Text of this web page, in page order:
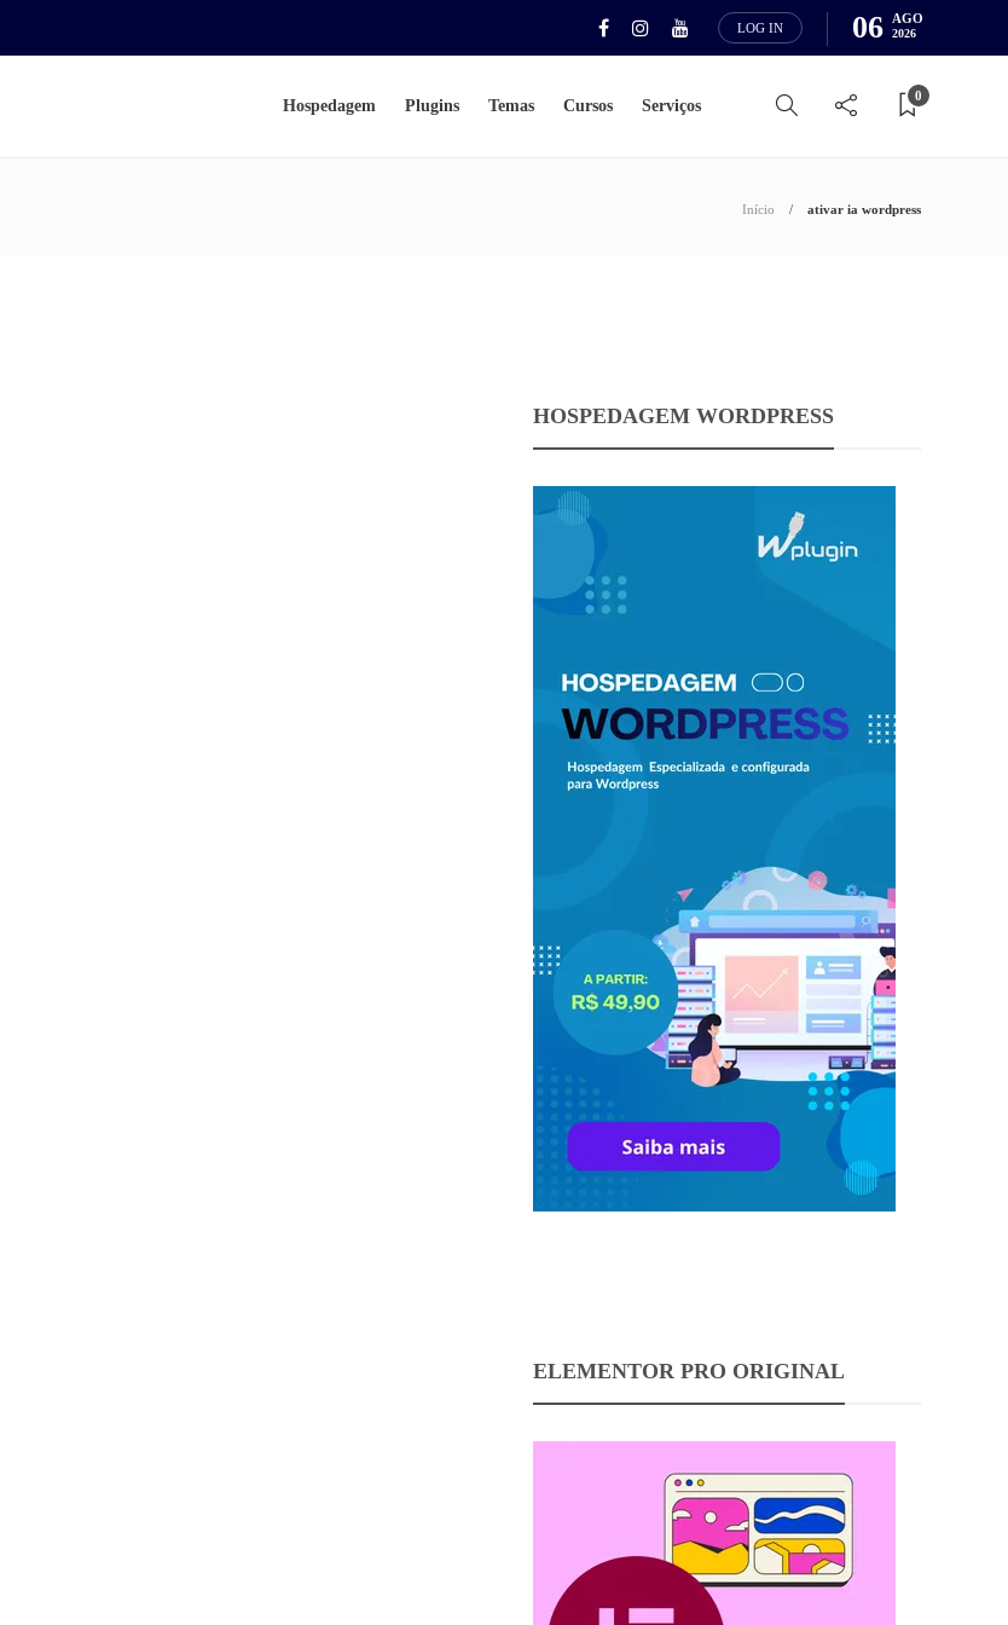
LOG IN 06 AGO
2026
Hospedagem Plugins Temas Cursos Serviços
0
Início ativar ia wordpress
HOSPEDAGEM WORDPRESS
ELEMENTOR PRO ORIGINAL